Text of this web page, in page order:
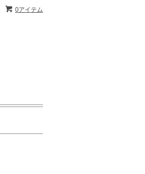
0アイテム